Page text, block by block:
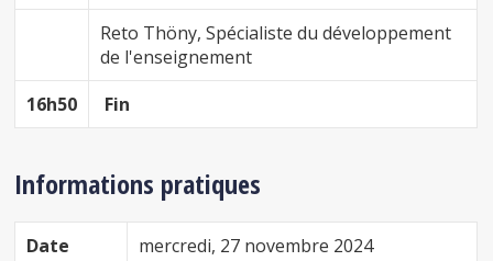
Reto Thöny, Spécialiste du développement
de l'enseignement
16h50
Fin
Informations pratiques
Date
mercredi, 27 novembre 2024